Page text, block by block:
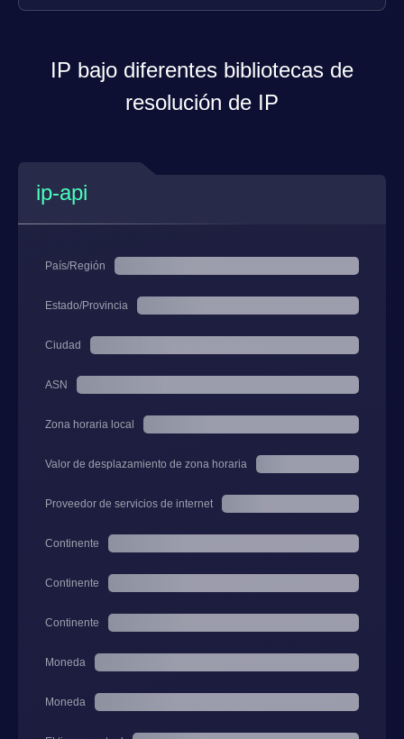
IP bajo diferentes bibliotecas de
resolución de IP
ip-api
País/Región
Estado/Provincia
Ciudad
ASN
Zona horaria local
Valor de desplazamiento de zona horaria
Proveedor de servicios de internet
Continente
Continente
Continente
Moneda
Moneda